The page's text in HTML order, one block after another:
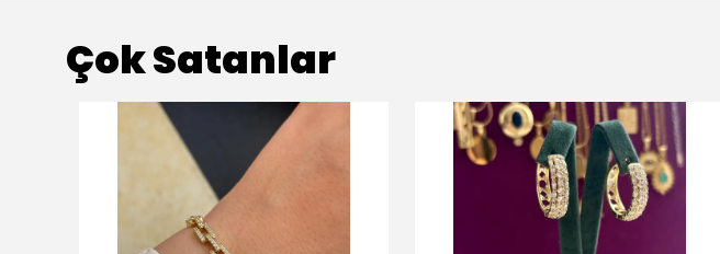
Çok Satanlar